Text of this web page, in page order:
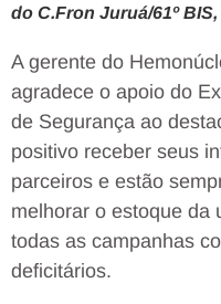
do C.Fron Juruá/61º
A gerente do
agradece o apoio do
de Segurança ao
positivo receber seus
parceiros e estão
melhorar o estoque da
todas as campanhas
deficitários.